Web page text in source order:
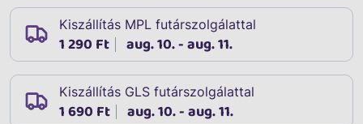
Kiszállítás MPL futárszolgálattal
1 290 Ft aug. 10. - aug. 11.
Kiszállítás GLS futárszolgálattal
1 690 Ft aug. 10. - aug. 11.